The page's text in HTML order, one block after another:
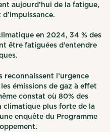
aujourd’hui de la fatigue,
en 2024, 34 % des
être fatiguées d’entendre
reconnaissent l’urgence
émissions de gaz à effet
constat où 80% des
climatique plus forte de la
enquête du Programme